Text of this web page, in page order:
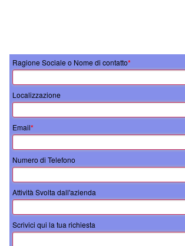
Ragione Sociale o Nome di contatto*
Localizzazione
Email*
Numero di Telefono
Attività Svolta dall'azienda
Scrivici qui la tua richiesta